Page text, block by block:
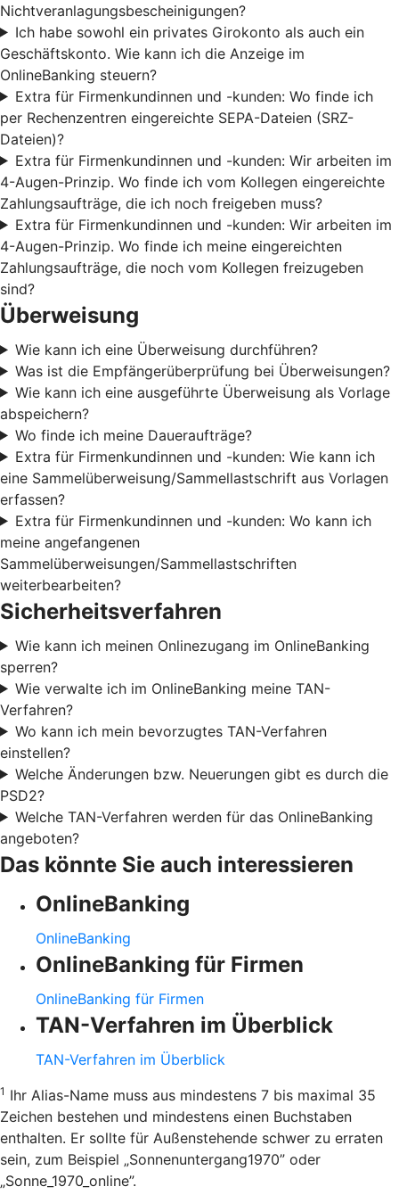
Nichtveranlagungsbescheinigungen?
Ich habe sowohl ein privates Girokonto als auch ein
Geschäftskonto. Wie kann ich die Anzeige im
OnlineBanking steuern?
Extra für Firmenkundinnen und -kunden: Wo finde ich
per Rechenzentren eingereichte SEPA-Dateien (SRZ-
Dateien)?
Extra für Firmenkundinnen und -kunden: Wir arbeiten im
4-Augen-Prinzip. Wo finde ich vom Kollegen eingereichte
Zahlungsaufträge, die ich noch freigeben muss?
Extra für Firmenkundinnen und -kunden: Wir arbeiten im
4-Augen-Prinzip. Wo finde ich meine eingereichten
Zahlungsaufträge, die noch vom Kollegen freizugeben
sind?
Überweisung
Wie kann ich eine Überweisung durchführen?
Was ist die Empfängerüberprüfung bei Überweisungen?
Wie kann ich eine ausgeführte Überweisung als Vorlage
abspeichern?
Wo finde ich meine Daueraufträge?
Extra für Firmenkundinnen und -kunden: Wie kann ich
eine Sammelüberweisung/Sammellastschrift aus Vorlagen
erfassen?
Extra für Firmenkundinnen und -kunden: Wo kann ich
meine angefangenen
Sammelüberweisungen/Sammellastschriften
weiterbearbeiten?
Sicherheitsverfahren
Wie kann ich meinen Onlinezugang im OnlineBanking
sperren?
Wie verwalte ich im OnlineBanking meine TAN-
Verfahren?
Wo kann ich mein bevorzugtes TAN-Verfahren
einstellen?
Welche Änderungen bzw. Neuerungen gibt es durch die
PSD2?
Welche TAN-Verfahren werden für das OnlineBanking
angeboten?
Das könnte Sie auch interessieren
OnlineBanking
OnlineBanking
OnlineBanking für Firmen
OnlineBanking für Firmen
TAN-Verfahren im Überblick
TAN-Verfahren im Überblick
1 Ihr Alias-Name muss aus mindestens 7 bis maximal 35
Zeichen bestehen und mindestens einen Buchstaben
enthalten. Er sollte für Außenstehende schwer zu erraten
sein, zum Beispiel „Sonnenuntergang1970” oder
„Sonne_1970_online”.